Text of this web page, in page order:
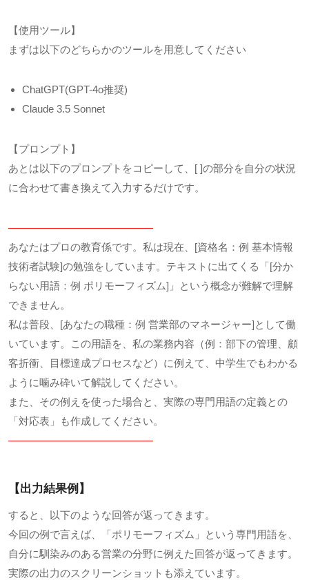
【使用ツール】
まずは以下のどちらかのツールを用意してください
ChatGPT(GPT-4o推奨)
Claude 3.5 Sonnet
【プロンプト】
あとは以下のプロンプトをコピーして、[ ]の部分を自分の状況
に合わせて書き換えて入力するだけです。
——————————————
あなたはプロの教育係です。私は現在、[資格名：例 基本情報
技術者試験]の勉強をしています。テキストに出てくる「[分か
らない用語：例 ポリモーフィズム]」という概念が難解で理解
できません。
私は普段、[あなたの職種：例 営業部のマネージャー]として働
いています。この用語を、私の業務内容（例：部下の管理、顧
客折衝、目標達成プロセスなど）に例えて、中学生でもわかる
ように噛み砕いて解説してください。
また、その例えを使った場合と、実際の専門用語の定義との
「対応表」も作成してください。
——————————————
【出力結果例】
すると、以下のような回答が返ってきます。
今回の例で言えば、「ポリモーフィズム」という専門用語を、
自分に馴染みのある営業の分野に例えた回答が返ってきます。
実際の出力のスクリーンショットも添えています。